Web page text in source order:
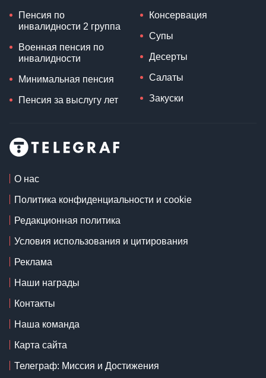
Пенсия по
инвалидности 2 группа
Военная пенсия по
инвалидности
Минимальная пенсия
Пенсия за выслугу лет
Консервация
Супы
Десерты
Салаты
Закуски
О нас
Политика конфиденциальности и cookie
Редакционная политика
Условия использования и цитирования
Реклама
Наши награды
Контакты
Наша команда
Карта сайта
Телеграф: Миссия и Достижения